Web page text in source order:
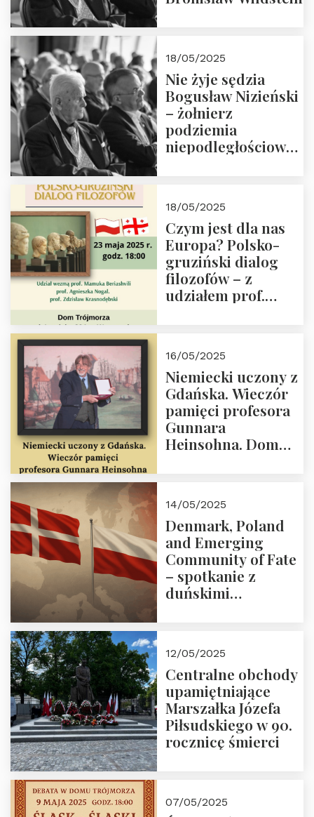
18/05/2025
Nie żyje sędzia
Bogusław Nizieński
– żołnierz
podziemia
niepodległościowego
społeczny, członek
Kapituły Nagrody
im. Prezydenta
Lecha
Kaczyńskiego.
Wielki autorytet.
18/05/2025
Czym jest dla nas
Europa? Polsko-
gruziński dialog
filozofów – z
udziałem prof.
Dom Trójmorza 23
maja 2025 r. godz.
18:00.
16/05/2025
Niemiecki uczony z
Gdańska. Wieczór
pamięci profesora
Gunnara
Heinsohna. Dom
14/05/2025
Denmark, Poland
and Emerging
Community of Fate
– spotkanie z
duńskimi
12/05/2025
Centralne obchody
upamiętniające
Marszałka Józefa
Piłsudskiego w 90.
rocznicę śmierci
07/05/2025